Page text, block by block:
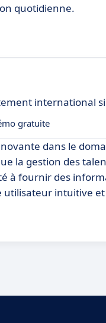
quotidienne.
international
gratuite
dans le
la gestion des
à fournir des
intuitive